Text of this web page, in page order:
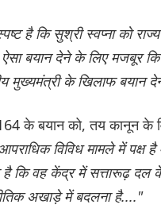
है कि सुश्री स्वप्ना को
बयान देने के लिए मजबूर
मुख्यमंत्री के खिलाफ बयान
के बयान को, तय कानून के
विविध मामले में
है कि वह केंद्र में सत्तारूढ़
अखाड़े में बदलना है...."